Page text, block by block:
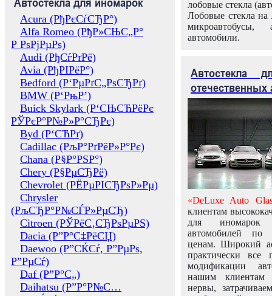
Acura (РђРєСѓСЂР°)
Alfa Romeo (РђР»СЊС„Р°
Р РѕРјРµРѕ)
Audi (РђСѓРґРё)
Avia (РђРІРёР°)
Bedford (Р‘РµРґС„РѕСЂРґ)
BMW (Р‘РњР’)
Buick Skylark (Р‘СЊСЋРёРє
РЎРєР°Р№Р»Р°СЂРє)
Byd (Р‘СЋРґ)
Cadillac (РљР°РґРёР»Р°Рє)
Chana (Р§Р°РЅР°)
Chery (Р§РµСЂРё)
Chevrolet (РЁРµРІСЂРѕР»Рµ)
Chrysler
(РљСЂР°Р№СЃР»РµСЂ)
Citroen (РЎРёС‚СЂРѕРµРЅ)
Dacia (Р”Р°С‡РёСЏ)
Daewoo (Р”СЌСѓ, Р”РµРѕ,
Р”РµСѓ)
Daf (Р”Р°С„)
Daihatsu (Р”Р°Р№С…
лобовые стекла
Лобовые стекла на
микроавтобусы,
автомобили.
Автостекла
отечественных
«DeLuxe Auto
клиентам
для иномарок
автомобилей
ценам. Широкий
практически все
модификации
нашим клиентам
нервы,